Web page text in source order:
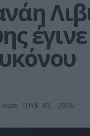
ΙΟΥΝ 03, 2026